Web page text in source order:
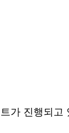
가 진행되고